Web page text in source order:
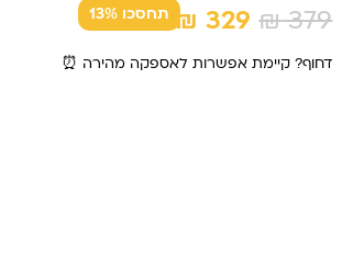
₪379 המחיר
היה:
₪ 329 המחיר
הוא:
תחסכו 13%
דחוף? קיימת אפשרות לאספקה מהירה ⏰